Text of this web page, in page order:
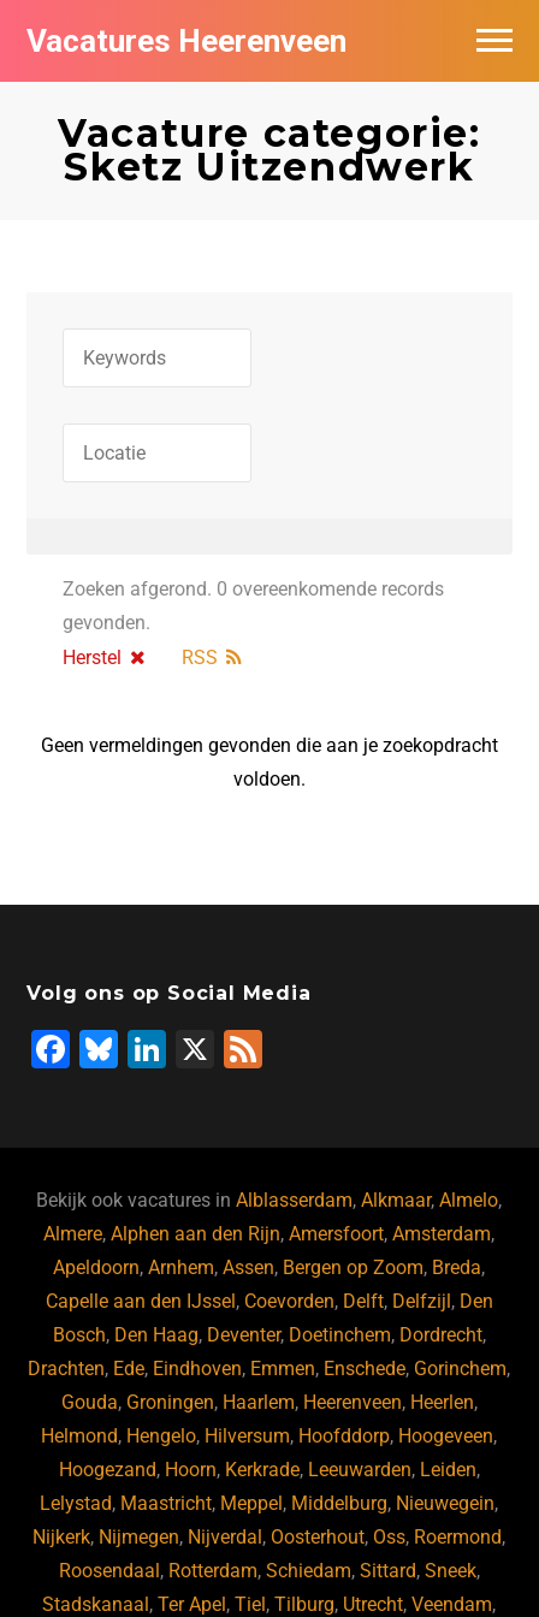
Vacatures Heerenveen
Vacature categorie:
Sketz Uitzendwerk
Zoeken afgerond. 0 overeenkomende records
gevonden.
Herstel
RSS
Geen vermeldingen gevonden die aan je zoekopdracht
voldoen.
Volg ons op Social Media
F
b
o
o
k
Bl
ky
Li
dI
n
X
Bekijk ook vacatures inAlblasserdam,Alkmaar,Almelo,
Almere,Alphen aan den Rijn,Amersfoort,Amsterdam,
Apeldoorn,Arnhem,Assen, Bergen op Zoom, Breda,
Capelle aan den IJssel , Coevorden, Delft, Delfzijl , Den
Bosch, Den Haag, Deventer, Doetinchem, Dordrecht,
Drachten, Ede, Eindhoven, Emmen, Enschede, Gorinchem,
Gouda, Groningen, Haarlem, Heerenveen, Heerlen,
Helmond, Hengelo, Hilversum, Hoofddorp, Hoogeveen,
Hoogezand, Hoorn, Kerkrade, Leeuwarden, Leiden,
Lelystad, Maastricht, Meppel , Middelburg, Nieuwegein,
Nijkerk, Nijmegen, Nijverdal , Oosterhout, Oss, Roermond,
Roosendaal , Rotterdam, Schiedam, Sittard, Sneek,
Stadskanaal ,Ter Apel ,Tiel ,Tilburg, Utrecht,Veendam,
Vacatures per bedrijf
De populairste vacatures in Heerenveen